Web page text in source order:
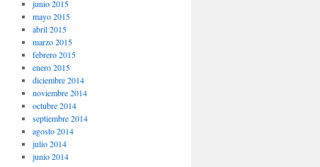
junio 2015
mayo 2015
abril 2015
marzo 2015
febrero 2015
enero 2015
diciembre 2014
noviembre 2014
octubre 2014
septiembre 2014
agosto 2014
julio 2014
junio 2014